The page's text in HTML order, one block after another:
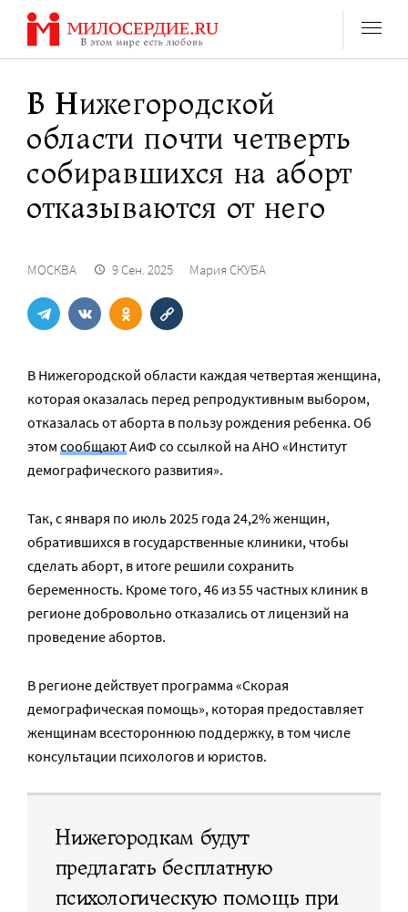
Перейти
содержанию
В Нижегородской
области почти четверть
собиравшихся на аборт
отказываются от него
МОСКВА 9 Сен. 2025 Мария СКУБА
В Нижегородской области каждая четвертая женщина,
которая оказалась перед репродуктивным выбором,
отказалась от аборта в пользу рождения ребенка. Об
этом сообщаютАиФ со ссылкой на АНО «Институт
демографического развития».
Так, с января по июль 2025 года 24,2% женщин,
обратившихся в государственные клиники, чтобы
сделать аборт, в итоге решили сохранить
беременность. Кроме того, 46 из 55 частных клиник в
регионе добровольно отказались от лицензий на
проведение абортов.
В регионе действует программа «Скорая
демографическая помощь», которая предоставляет
женщинам всестороннюю поддержку, в том числе
консультации психологов и юристов.
Нижегородкам будут
предлагать бесплатную
психологическую помощь при